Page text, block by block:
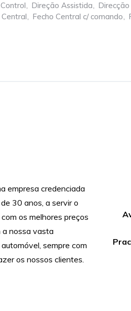
, Direção Assistida,
, Fecho Central c/ comando,
empresa credenciada
30 anos, a servir o
os melhores preços
a nossa vasta
sempre com
os nossos clientes.